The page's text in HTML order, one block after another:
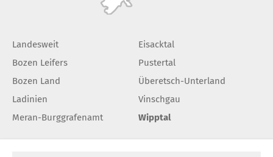
Landesweit
Bozen Leifers
Bozen Land
Ladinien
Meran-Burggrafenamt
Eisacktal
Pustertal
Überetsch-Unterland
Vinschgau
Wipptal